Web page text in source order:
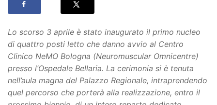
Lo scorso 3 aprile è stato inaugurato il primo nucleo
di quattro posti letto che danno avvio al Centro
Clinico NeMO Bologna (Neuromuscular Omnicentre)
presso l’Ospedale Bellaria. La cerimonia si è tenuta
nell’aula magna del Palazzo Regionale, intraprendendo
quel percorso che porterà alla realizzazione, entro il